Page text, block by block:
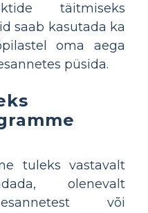
täitmiseks
saab kasutada ka
oma aega
püsida.
tuleks vastavalt
olenevalt
või